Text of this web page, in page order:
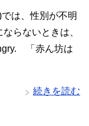
は、性別が不明
らないときは、
「赤ん坊は
続きを読む